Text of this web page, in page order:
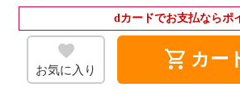
dカードでお支払ならポ
お気に入り shopping_cart カー